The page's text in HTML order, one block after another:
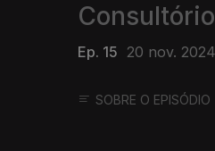
Ep. 15 20 nov. 2024
SOBRE O EPISÓDIO